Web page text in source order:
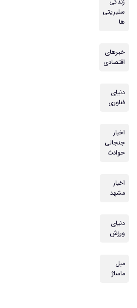
سلبریتی
ها
خبرهای
اقتصادی
دنیای
فناوری
اخبار
جنجالی
حوادث
اخبار
مشهد
دنیای
ورزش
مبل
ماساژ